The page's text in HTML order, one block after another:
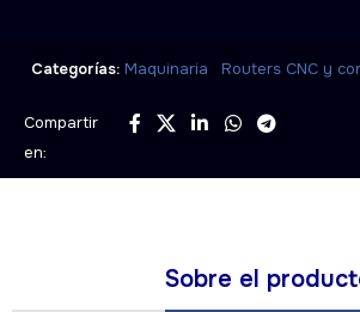
Categorías: Maquinaria Routers CNC y
Compartir
en:
Sobre el